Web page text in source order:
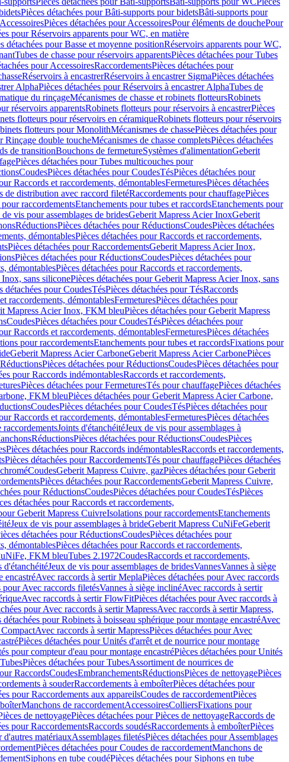
Pièces détachées pour Bâti-supports pour bidetsBâti-supports pour
AccessoiresPièces détachées pour AccessoiresPour éléments de douchePour
pour Réservoirs apparents pour WC, en matière
détachées pour Basse et moyenne positionRéservoirs apparents pour WC,
Tubes de chasse pour réservoirs apparentsPièces détachées pour Tubes
pour AccessoiresRaccordementsPièces détachées pour
Réservoirs à encastrerRéservoirs à encastrer SigmaPièces détachées
AlphaPièces détachées pour Réservoirs à encastrer AlphaTubes de
du rinçageMécanismes de chasse et robinets flotteursRobinets
réservoirs apparentsRobinets flotteurs pour réservoirs à encastrerPièces
flotteurs pour réservoirs en céramiqueRobinets flotteurs pour réservoirs
flotteurs pour MonolithMécanismes de chassePièces détachées pour
Rinçage double toucheMécanismes de chasse completsPièces détachées
de transitionBouchons de fermetureSystèmes d'alimentationGeberit
Pièces détachées pour Tubes multicouches pour
CoudesPièces détachées pour CoudesTésPièces détachées pour
Raccords et raccordements, démontablesFermeturesPièces détachées
de distribution avec raccord filetéRaccordements pour chauffagePièces
raccordementsEtanchements pour tubes et raccordsEtanchements pour
de vis pour assemblages de bridesGeberit Mapress Acier InoxGeberit
RéductionsPièces détachées pour RéductionsCoudesPièces détachées
démontablesPièces détachées pour Raccords et raccordements,
Pièces détachées pour RaccordementsGeberit Mapress Acier Inox,
Pièces détachées pour RéductionsCoudesPièces détachées pour
démontablesPièces détachées pour Raccords et raccordements,
sans siliconePièces détachées pour Geberit Mapress Acier Inox, sans
détachées pour CoudesTésPièces détachées pour TésRaccords
raccordements, démontablesFermeturesPièces détachées pour
Mapress Acier Inox, FKM bleuPièces détachées pour Geberit Mapress
CoudesPièces détachées pour CoudesTésPièces détachées pour
Raccords et raccordements, démontablesFermeturesPièces détachées
pour raccordementsEtanchements pour tubes et raccordsFixations pour
Geberit Mapress Acier CarboneGeberit Mapress Acier CarbonePièces
RéductionsPièces détachées pour RéductionsCoudesPièces détachées pour
pour Raccords indémontablesRaccords et raccordements,
Pièces détachées pour FermeturesTés pour chauffagePièces détachées
FKM bleuPièces détachées pour Geberit Mapress Acier Carbone,
CoudesPièces détachées pour CoudesTésPièces détachées pour
Raccords et raccordements, démontablesFermeturesPièces détachées
raccordementsJoints d'étanchéitéJeux de vis pour assemblages à
RéductionsPièces détachées pour RéductionsCoudesPièces
Pièces détachées pour Raccords indémontablesRaccords et raccordements,
Pièces détachées pour RaccordementsTés pour chauffagePièces détachées
CoudesGeberit Mapress Cuivre, gazPièces détachées pour Geberit
Pièces détachées pour RaccordementsGeberit Mapress Cuivre,
pour RéductionsCoudesPièces détachées pour CoudesTésPièces
détachées pour Raccords et raccordements,
Geberit Mapress CuivreIsolations pour raccordementsEtanchements
Jeux de vis pour assemblages à brideGeberit Mapress CuNiFeGeberit
détachées pour RéductionsCoudesPièces détachées pour
démontablesPièces détachées pour Raccords et raccordements,
FKM bleuTubes 2.1972CoudesRaccords et raccordements,
d'étanchéitéJeux de vis pour assemblages de bridesVannesVannes à siège
encastréAvec raccords à sertir MeplaPièces détachées pour Avec raccords
pour Avec raccords filetésVannes à siège inclinéAvec raccords à sertir
Avec raccords à sertir FlowFitPièces détachées pour Avec raccords à
pour Avec raccords à sertir MapressAvec raccords à sertir Mapress,
détachées pour Robinets à boisseau sphérique pour montage encastréAvec
Avec raccords à sertir MapressPièces détachées pour Avec
Pièces détachées pour Unités d'arrêt et de nourrice pour montage
pour compteur d'eau pour montage encastréPièces détachées pour Unités
TubesPièces détachées pour TubesAssortiment de nourrices de
RaccordsCoudesEmbranchementsRéductionsPièces de nettoyagePièces
à souderRaccordements à emboîterPièces détachées pour
pour Raccordements aux appareilsCoudes de raccordementPièces
Manchons de raccordementAccessoiresColliersFixations pour
de nettoyagePièces détachées pour Pièces de nettoyageRaccords de
pour RaccordementsRaccords soudésRaccordements à emboîterPièces
d'autres matériauxAssemblages filetésPièces détachées pour Assemblages
Pièces détachées pour Coudes de raccordementManchons de
Siphons en tube coudéPièces détachées pour Siphons en tube